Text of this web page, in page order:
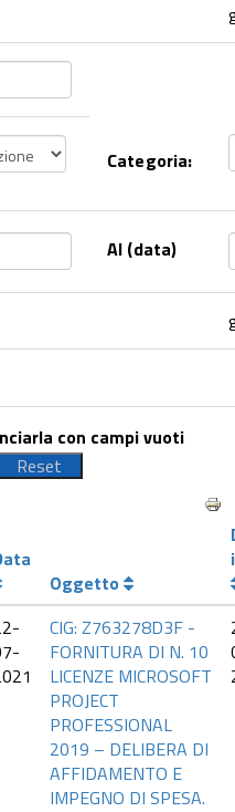
Categoria:
Al (data)
con campi vuoti
Oggetto
CIG: Z763278D3F -
FORNITURA DI N. 10
LICENZE MICROSOFT
PROJECT
PROFESSIONAL
2019 – DELIBERA DI
AFFIDAMENTO E
IMPEGNO DI SPESA.